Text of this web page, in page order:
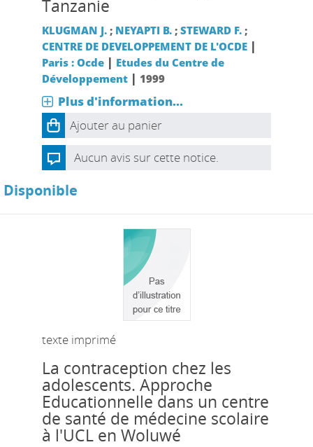
Tanzanie
KLUGMAN J.; NEYAPTI B.; STEWARD F.;
CENTRE DE DEVELOPPEMENT DE L'OCDE |
Paris : Ocde| Etudes du Centre de
Développement| 1999
Plus d'information...
Ajouter au panier
Aucun avis sur cette notice.
Disponible
texte imprimé
La contraception chez les
adolescents. Approche
Educationnelle dans un centre
de santé de médecine scolaire
à l'UCL en Woluwé